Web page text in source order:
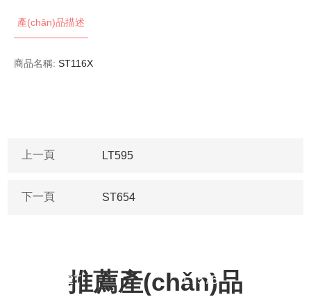
產(chǎn)品描述
商品名稱: ST116X
上一頁 LT595
下一頁 ST654
推薦產(chǎn)品
LT500-2Tl LT575